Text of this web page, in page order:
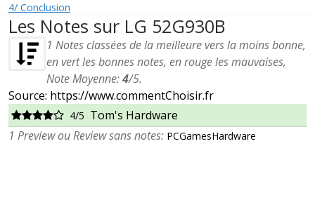
4/ Conclusion
Les Notes sur LG 52G930B
1 Notes classées de la meilleure vers la moins bonne,
en vert les bonnes notes, en rouge les mauvaises,
Note Moyenne:4/5.
Source: https://www.commentChoisir.fr
4/5 Tom's Hardware
1 Preview ou Review sans notes: PCGamesHardware